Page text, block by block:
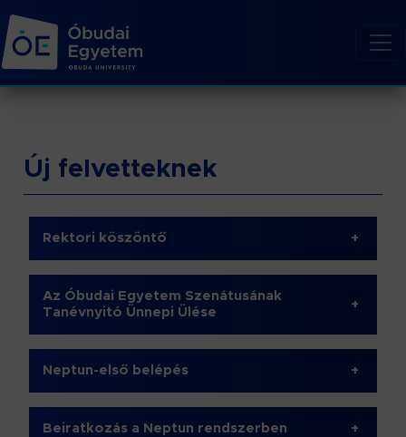
Új felvetteknek
Rektori köszöntő +
Az Óbudai Egyetem Szenátusának
Tanévnyitó Ünnepi Ülése
+
Neptun-első belépés +
Beiratkozás a Neptun rendszerben +